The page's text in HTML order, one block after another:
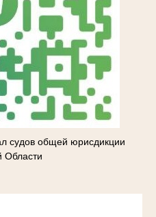
судов общей юрисдикции
Области